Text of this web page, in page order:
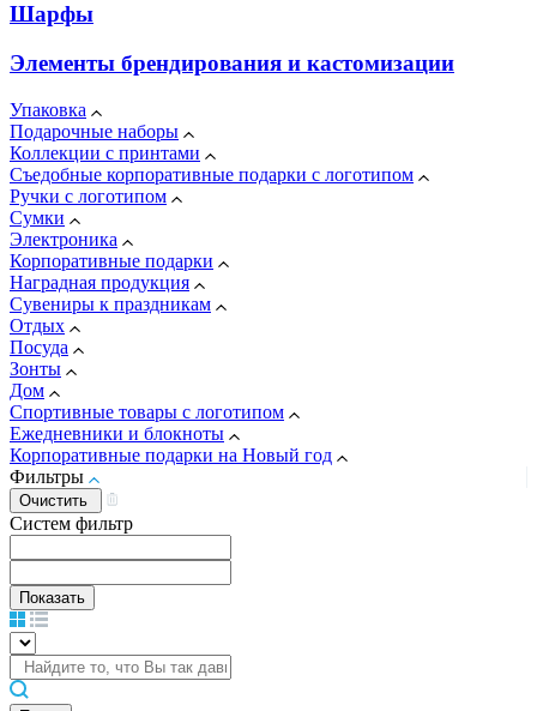
Шарфы
Элементы брендирования и кастомизации
Упаковка
Подарочные наборы
Коллекции с принтами
Съедобные корпоративные подарки с логотипом
Ручки с логотипом
Сумки
Электроника
Корпоративные подарки
Наградная продукция
Сувениры к праздникам
Отдых
Посуда
Зонты
Дом
Спортивные товары с логотипом
Ежедневники и блокноты
Корпоративные подарки на Новый год
Фильтры
Систем фильтр